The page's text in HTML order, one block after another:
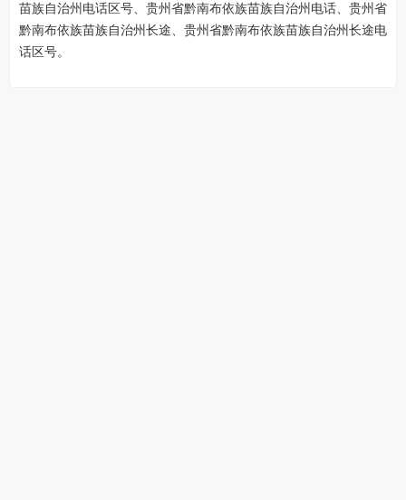
苗族自治州电话区号、贵州省黔南布依族苗族自治州电话、贵州省
黔南布依族苗族自治州长途、贵州省黔南布依族苗族自治州长途电
话区号。